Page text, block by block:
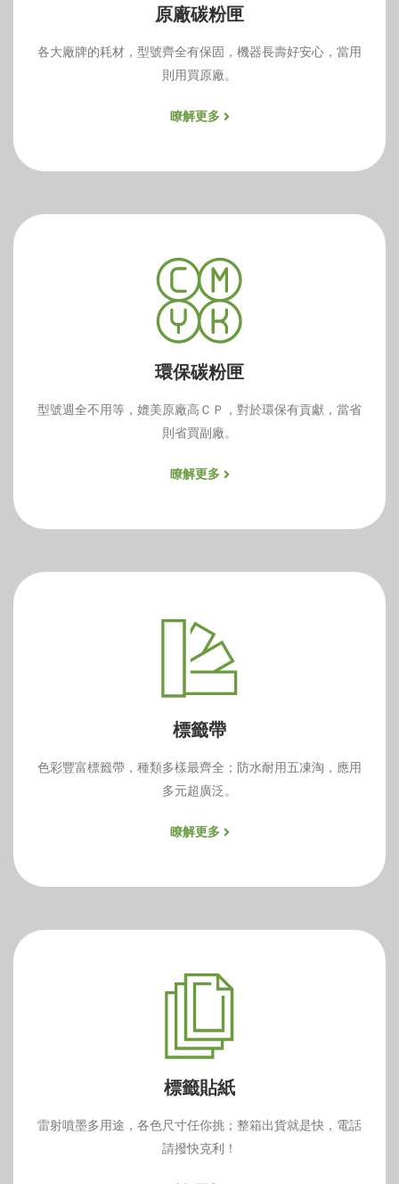
原廠碳粉匣
各大廠牌的耗材，型號齊全有保固，機器長壽好安心，當用
則用買原廠。
瞭解更多
環保碳粉匣
型號週全不用等，媲美原廠高ＣＰ，對於環保有貢獻，當省
則省買副廠。
瞭解更多
標籤帶
色彩豐富標籤帶，種類多樣最齊全；防水耐用五凍淘，應用
多元超廣泛。
瞭解更多
標籤貼紙
雷射噴墨多用途，各色尺寸任你挑；整箱出貨就是快，電話
請撥快克利！